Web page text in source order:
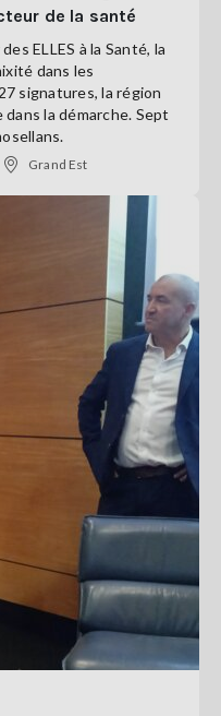
de la santé
ELLES à la Santé, la
dans les
signatures, la région
la démarche. Sept
Grand Est